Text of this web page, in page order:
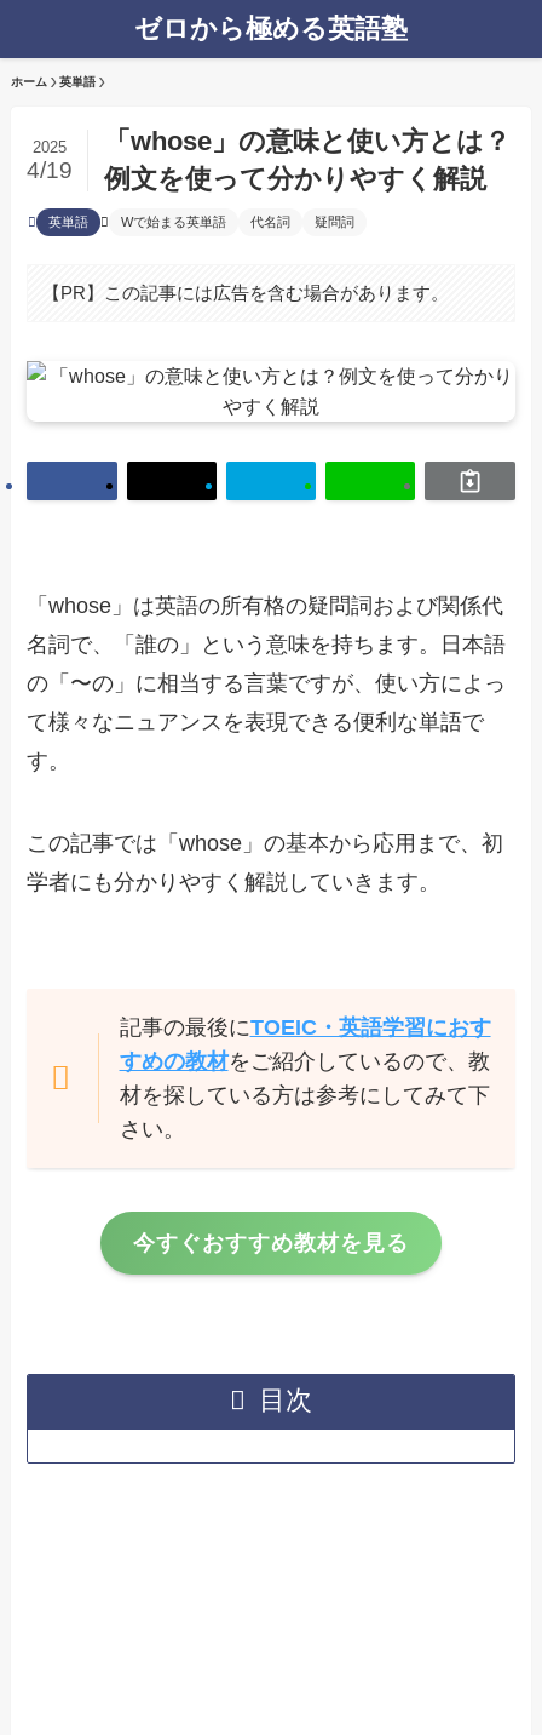
ゼロから極める英語塾
ホーム 英単語
「whose」の意味と使い方とは？
例文を使って分かりやすく解説
2025
4/19
英単語 Wで始まる英単語 代名詞 疑問詞
【PR】この記事には広告を含む場合があります。
「whose」は英語の所有格の疑問詞および関係代
名詞で、「誰の」という意味を持ちます。日本語
の「〜の」に相当する言葉ですが、使い方によっ
て様々なニュアンスを表現できる便利な単語で
す。
この記事では「whose」の基本から応用まで、初
学者にも分かりやすく解説していきます。
記事の最後にTOEIC・英語学習におす
すめの教材をご紹介しているので、教
材を探している方は参考にしてみて下
さい。
今すぐおすすめ教材を見る
目次